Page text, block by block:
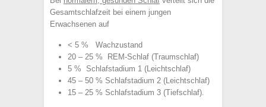
Gesamtschlafzeit bei einem jungen
Erwachsenen auf
< 5 % Wachzustand
20 – 25 % REM-Schlaf (Traumschlaf)
5 % Schlafstadium 1 (Leichtschlaf)
45 – 50 % Schlafstadium 2 (Leichtschlaf)
15 – 25 % Schlafstadium 3 (Tiefschlaf).